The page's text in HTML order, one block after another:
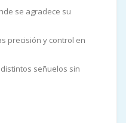
se agradece su
precisión y control en
señuelos sin